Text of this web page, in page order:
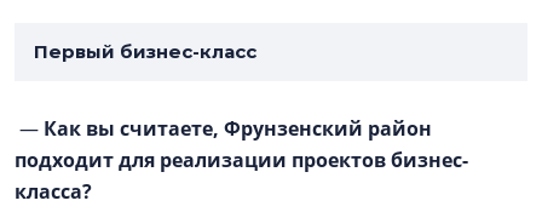
Первый бизнес-класс
— Как вы считаете, Фрунзенский район
подходит для реализации проектов бизнес-
класса?